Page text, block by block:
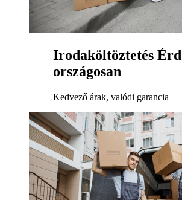
Irodaköltöztetés Érd
országosan
Kedvező árak, valódi garancia